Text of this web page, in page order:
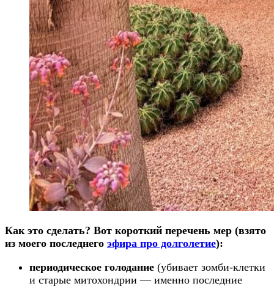
Как это сделать? Вот короткий перечень мер (взято
из моего последнего эфира про долголетие):
периодическое голодание (убивает зомби-клетки
и старые митохондрии — именно последние